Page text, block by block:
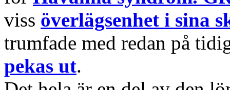
viss överlägsenhet i sina
trumfade med redan på
pekas ut.